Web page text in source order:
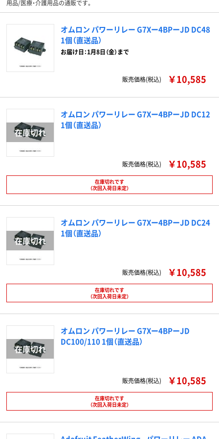
用品/医療・介護用品の通販です。
オムロン パワーリレー G7Xー4BPーJD DC48
1個（直送品）
お届け日：1月8日（金）まで
販売価格(税込) ￥10,585
オムロン パワーリレー G7Xー4BPーJD DC12
1個（直送品）
販売価格(税込) ￥10,585
在庫切れです
（次回入荷日未定）
オムロン パワーリレー G7Xー4BPーJD DC24
1個（直送品）
販売価格(税込) ￥10,585
在庫切れです
（次回入荷日未定）
オムロン パワーリレー G7Xー4BPーJD
DC100/110 1個（直送品）
販売価格(税込) ￥10,585
在庫切れです
（次回入荷日未定）